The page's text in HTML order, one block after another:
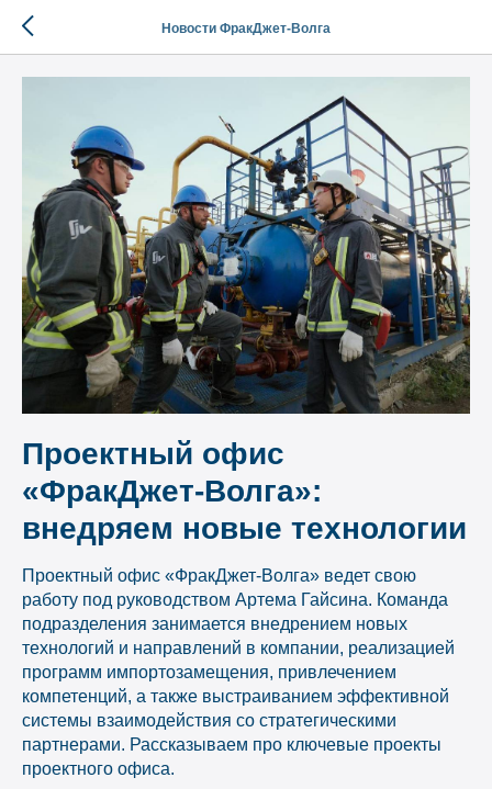
Новости ФракДжет-Волга
Проектный офис
«ФракДжет-Волга»:
внедряем новые технологии
Проектный офис «ФракДжет-Волга» ведет свою
работу под руководством Артема Гайсина. Команда
подразделения занимается внедрением новых
технологий и направлений в компании, реализацией
программ импортозамещения, привлечением
компетенций, а также выстраиванием эффективной
системы взаимодействия со стратегическими
партнерами. Рассказываем про ключевые проекты
проектного офиса.